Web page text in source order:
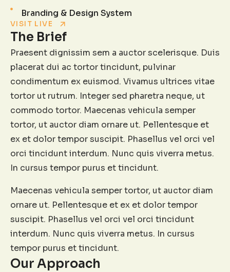
Branding & Design System
VISIT LIVE
The Brief
Praesent dignissim sem a auctor scelerisque. Duis
placerat dui ac tortor tincidunt, pulvinar
condimentum ex euismod. Vivamus ultrices vitae
tortor ut rutrum. Integer sed pharetra neque, ut
commodo tortor. Maecenas vehicula semper
tortor, ut auctor diam ornare ut. Pellentesque et
ex et dolor tempor suscipit. Phasellus vel orci vel
orci tincidunt interdum. Nunc quis viverra metus.
In cursus tempor purus et tincidunt.
Maecenas vehicula semper tortor, ut auctor diam
ornare ut. Pellentesque et ex et dolor tempor
suscipit. Phasellus vel orci vel orci tincidunt
interdum. Nunc quis viverra metus. In cursus
tempor purus et tincidunt.
Our Approach